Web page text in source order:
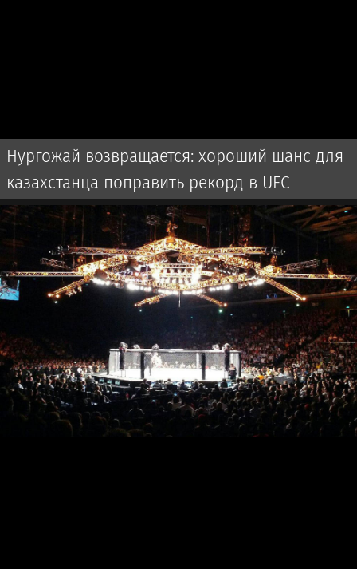
Нургожай возвращается: хороший шанс для
казахстанца поправить рекорд в UFC